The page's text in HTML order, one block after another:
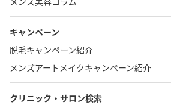
キャンペーン
脱毛キャンペーン紹介
メンズアートメイクキャンペーン紹介
クリニック・サロン検索